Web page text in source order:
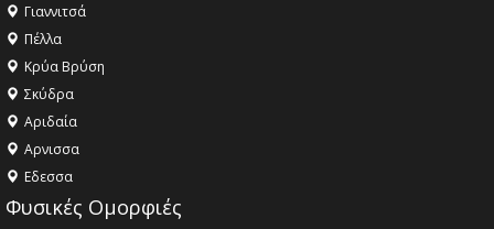
Γιαννιτσά
Πέλλα
Κρύα Βρύση
Σκύδρα
Αριδαία
Aρνισσα
Eδεσσα
Φυσικές Ομορφιές